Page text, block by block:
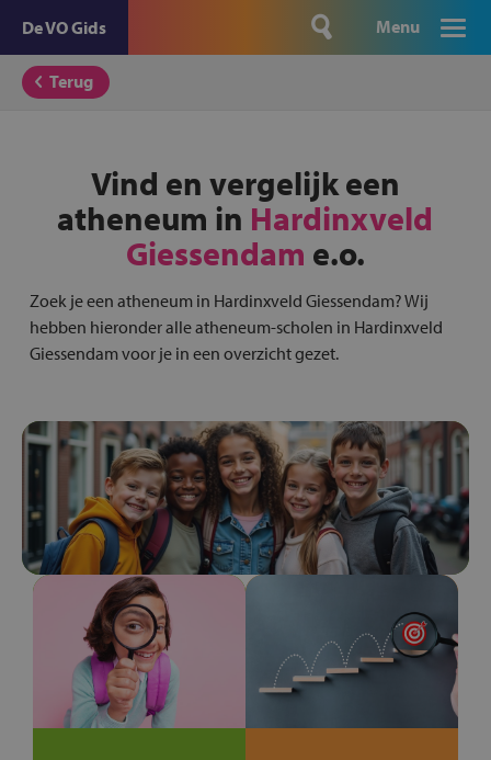
De VO Gids Menu
Terug
Vind en vergelijk een
atheneum in Hardinxveld
Giessendam e.o.
Zoek je een atheneum in Hardinxveld Giessendam? Wij
hebben hieronder alle atheneum-scholen in Hardinxveld
Giessendam voor je in een overzicht gezet.